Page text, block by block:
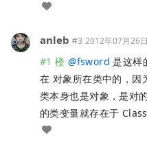
anleb #3 2012年07月26日
#1 楼 @fsword 是这样
在 对象所在类中的，因
类本身也是对象，是对
的类变量就存在于